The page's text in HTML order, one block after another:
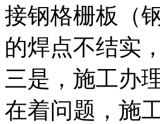
接钢格栅板（
的焊点不结实
三是，施工办
在着问题，施